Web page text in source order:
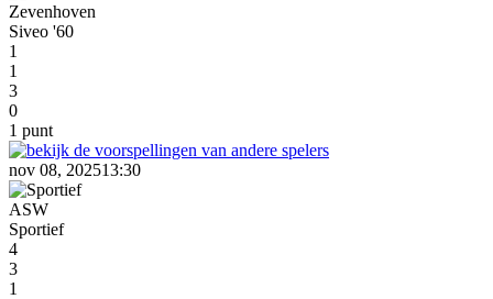
Zevenhoven
Siveo '60
1
1
3
0
1 punt
nov 08, 202513:30
ASW
Sportief
4
3
1